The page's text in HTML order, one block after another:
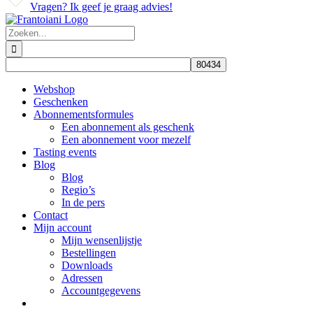
Vragen? Ik geef je graag advies!
Skip
to
content
Zoeken
naar:
Webshop
Geschenken
Abonnementsformules
Een abonnement als geschenk
Een abonnement voor mezelf
Tasting events
Blog
Blog
Regio’s
In de pers
Contact
Mijn account
Mijn wensenlijstje
Bestellingen
Downloads
Adressen
Accountgegevens